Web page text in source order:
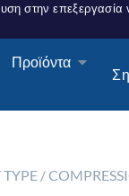
στην επεξεργασία
Προϊόντα
/